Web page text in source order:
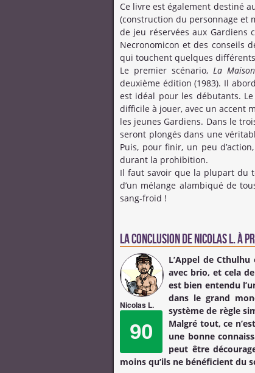
Ce livre est également destiné
(construction du personnage et
de jeu réservées aux Gardiens
Necronomicon et des conseils
qui touchent quelques
Le premier scénario, La
deuxième édition (1983). Il
est idéal pour les débutants.
difficile à jouer, avec un accent
les jeunes Gardiens. Dans le
seront plongés dans une
Puis, pour finir, un peu
durant la prohibition.
Il faut savoir que la plupart du
d’un mélange alambiqué de
sang-froid !
La conclusion de Nicolas L.à
Nicolas L.
90
L’Appel de
avec brio, et cela
est bien entendu
dans le grand
système de règle
Malgré tout, ce
une bonne
peut être
moins qu’ils ne bénéficient du